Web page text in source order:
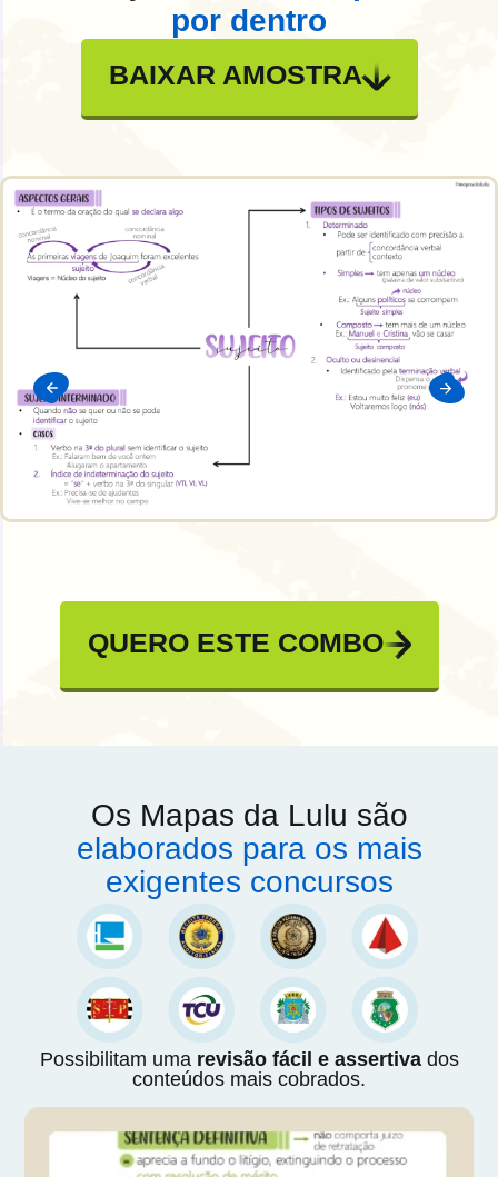
por dentro
BAIXAR AMOSTRA
QUERO ESTE COMBO
Os Mapas da Lulu são
elaborados para os mais
exigentes concursos
Possibilitam uma revisão fácil e assertivados
conteúdos mais cobrados.